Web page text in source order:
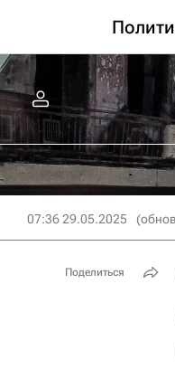
07:36 29.05.2025
Поделиться